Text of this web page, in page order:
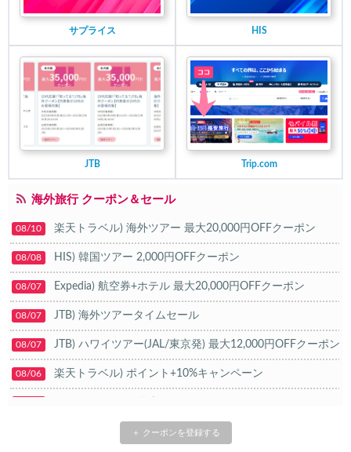
サプライス HIS
JTB Trip.com
海外旅行 クーポン＆セール
08/10 楽天トラベル) 海外ツアー 最大20,000円OFFクーポン
08/08 HIS) 韓国ツアー 2,000円OFFクーポン
08/07 Expedia) 航空券+ホテル 最大20,000円OFFクーポン
08/07 JTB) 海外ツアータイムセール
08/07 JTB) ハワイツアー(JAL/東京発) 最大12,000円OFFクーポン
08/06 楽天トラベル) ポイント+10%キャンペーン
Trip.com) 航空券 10%OFFクーポン
＋ クーポンを登録する